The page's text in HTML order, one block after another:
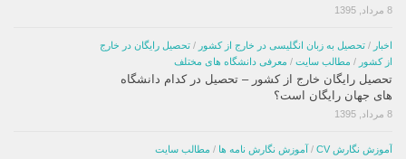
8 مرداد, 1395
اخبار / تحصیل به زبان انگلیسی در خارج از کشور / تحصیل رایگان در خارج
از کشور / مطالب سایت / معرفی دانشگاه های مختلف
تحصیل رایگان خارج از کشور – تحصیل در کدام دانشگاه
های جهان رایگان است؟
8 مرداد, 1395
آموزش نگارش CV / آموزش نگارش نامه ها / مطالب سایت